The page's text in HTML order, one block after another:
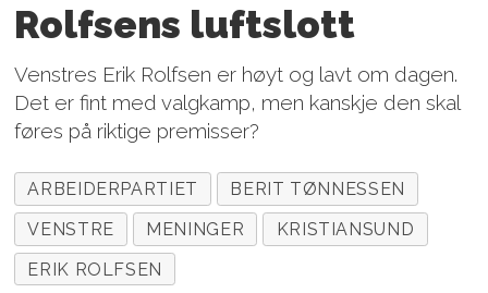
Rolfsens luftslott
Venstres Erik Rolfsen er høyt og lavt om dagen.
Det er fint med valgkamp, men kanskje den skal
føres på riktige premisser?
ARBEIDERPARTIET
BERIT TØNNESSEN
VENSTRE
MENINGER
KRISTIANSUND
ERIK ROLFSEN